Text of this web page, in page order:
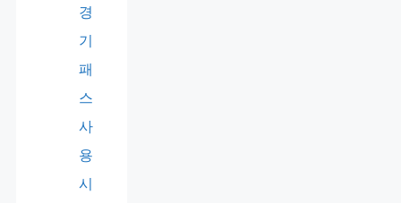
경
기
패
스
사
용
시